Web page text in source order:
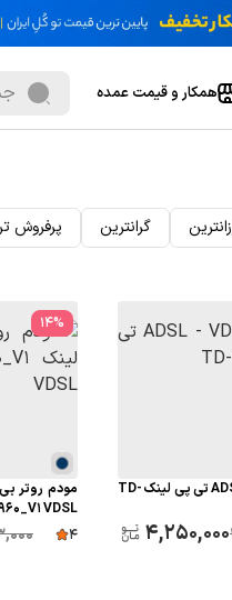
همکار و قیمت عمده
گرانترین پرفروش
مودم روتر ADSL - VDSL تی پی لینک TD-
4,250,000
%
14
VDSL
4